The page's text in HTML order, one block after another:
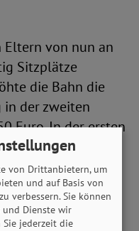
Eltern von nun an
Sitzplätze
die Bahn die
in der zweiten
Euro. In der ersten
6,50 Euro fällig.
von Drittanbietern, um
und auf Basis von
verbessern. Sie können
und Dienste wir
jederzeit die